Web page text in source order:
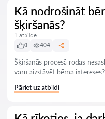
Kā nodrošināt
šķiršanās?
1 atbilde
0
404
Šķiršanās procesā rodas
varu aizstāvēt bērna intereses?
Pāriet uz atbildi